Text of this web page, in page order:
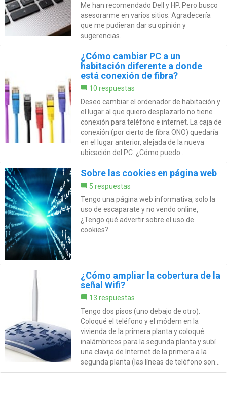
Me han recomendado Dell y HP. Pero busco
asesorarme en varios sitios. Agradecería
que me pudieran dar su opinión y
sugerencias.
¿Cómo cambiar PC a un
habitación diferente a donde
está conexión de fibra?
10 respuestas
Deseo cambiar el ordenador de habitación y
el lugar al que quiero desplazarlo no tiene
conexión para teléfono e internet. La caja de
conexión (por cierto de fibra ONO) quedaría
en el lugar anterior, alejada de la nueva
ubicación del PC. ¿Cómo puedo...
Sobre las cookies en página web
5 respuestas
Tengo una página web informativa, solo la
uso de escaparate y no vendo online,
¿Tengo qué advertir sobre el uso de
cookies?
¿Cómo ampliar la cobertura de la
señal Wifi?
13 respuestas
Tengo dos pisos (uno debajo de otro).
Coloqué el teléfono y el módem en la
vivienda de la primera planta y coloqué
inalámbricos para la segunda planta y subí
una clavija de Internet de la primera a la
segunda planta (las líneas de teléfono son...